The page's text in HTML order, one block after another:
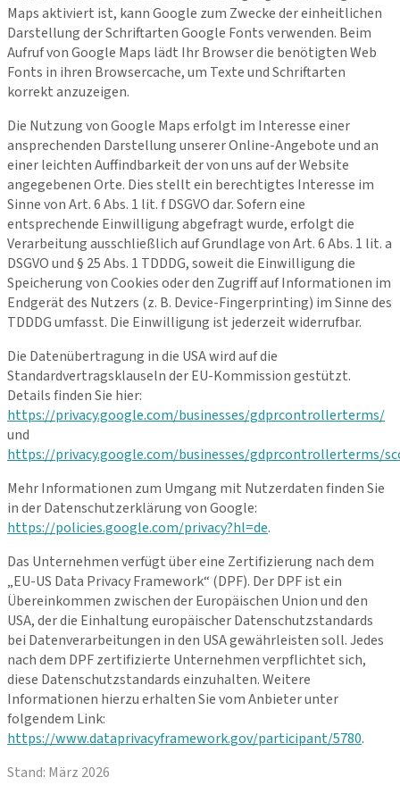
Maps aktiviert ist, kann Google zum Zwecke der einheitlichen
Darstellung der Schriftarten Google Fonts verwenden. Beim
Aufruf von Google Maps lädt Ihr Browser die benötigten Web
Fonts in ihren Browsercache, um Texte und Schriftarten
korrekt anzuzeigen.
Die Nutzung von Google Maps erfolgt im Interesse einer
ansprechenden Darstellung unserer Online-Angebote und an
einer leichten Auffindbarkeit der von uns auf der Website
angegebenen Orte. Dies stellt ein berechtigtes Interesse im
Sinne von Art. 6 Abs. 1 lit. f DSGVO dar. Sofern eine
entsprechende Einwilligung abgefragt wurde, erfolgt die
Verarbeitung ausschließlich auf Grundlage von Art. 6 Abs. 1 lit. a
DSGVO und § 25 Abs. 1 TDDDG, soweit die Einwilligung die
Speicherung von Cookies oder den Zugriff auf Informationen im
Endgerät des Nutzers (z. B. Device-Fingerprinting) im Sinne des
TDDDG umfasst. Die Einwilligung ist jederzeit widerrufbar.
Die Datenübertragung in die USA wird auf die
Standardvertragsklauseln der EU-Kommission gestützt.
Details finden Sie hier:
https://privacy.google.com/businesses/gdprcontrollerterms/
und
https://privacy.google.com/businesses/gdprcontrollerterms/
Mehr Informationen zum Umgang mit Nutzerdaten finden Sie
in der Datenschutzerklärung von Google:
https://policies.google.com/privacy?hl=de.
Das Unternehmen verfügt über eine Zertifizierung nach dem
„EU-US Data Privacy Framework“ (DPF). Der DPF ist ein
Übereinkommen zwischen der Europäischen Union und den
USA, der die Einhaltung europäischer Datenschutzstandards
bei Datenverarbeitungen in den USA gewährleisten soll. Jedes
nach dem DPF zertifizierte Unternehmen verpflichtet sich,
diese Datenschutzstandards einzuhalten. Weitere
Informationen hierzu erhalten Sie vom Anbieter unter
folgendem Link:
https://www.dataprivacyframework.gov/participant/5780.
Stand: März 2026